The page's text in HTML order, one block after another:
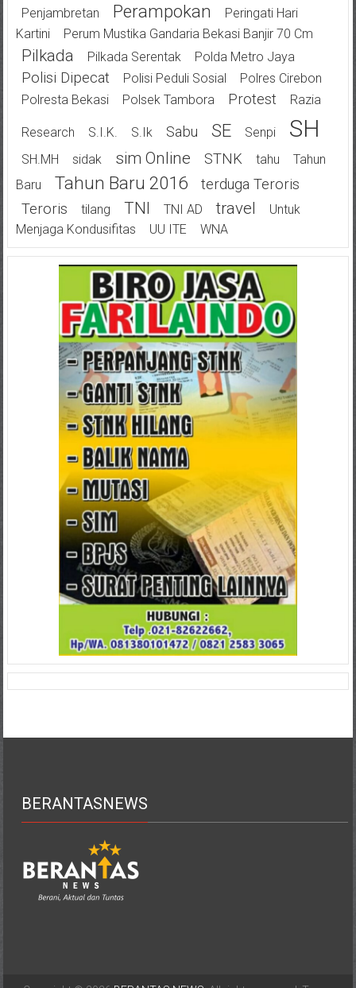
Penjambretan
Perampokan
Peringati Hari
Kartini
Perum Mustika Gandaria Bekasi Banjir 70 Cm
Pilkada Pilkada Serentak Polda Metro Jaya
Polisi Dipecat Polisi Peduli Sosial
Polres Cirebon
Polresta Bekasi
Polsek Tambora Protest Razia
Research S.I.K. S.Ik Sabu SE Senpi SH
SH.MH Sidak Sim Online STNK Tahu
Tahun
Baru
Tahun Baru 2016
Terduga Teroris
Teroris
Tilang TNI TNI AD Travel
Untuk
Menjaga Kondusifitas
UU ITE WNA
BERANTASNEWS